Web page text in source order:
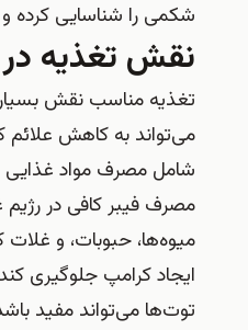
شکمی را شناسایی کرده و
نقش تغذیه
تغذیه مناسب نقش
می‌تواند به کاهش علائم
شامل مصرف مواد غذایی
مصرف فیبر کافی در
میوه‌ها، حبوبات، و
ایجاد کرامپ جلوگیری
توت‌ها می‌تواند مفید